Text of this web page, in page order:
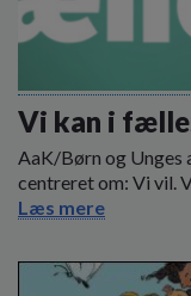
Vi kan i
AaK/Børn og Unges
centreret om: Vi vil.
Læs mere